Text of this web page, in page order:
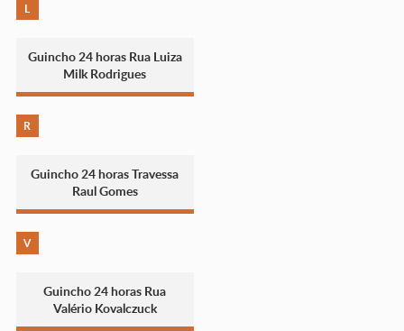
L
Guincho 24 horas Rua Luiza
Milk Rodrigues
R
Guincho 24 horas Travessa
Raul Gomes
V
Guincho 24 horas Rua
Valério Kovalczuck